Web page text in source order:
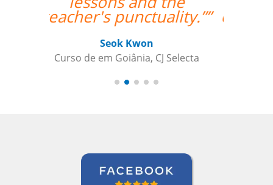
experience. Aline was
an amazing teacher
and I made so much
progress with her.
Thank you so much!””